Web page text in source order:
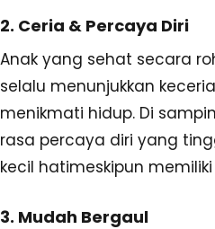
2. Ceria & Percaya Diri
Anak yang sehat secara
selalu menunjukkan
menikmati hidup. Di
rasa percaya diri yang
kecil hatimeskipun
3. Mudah Bergaul